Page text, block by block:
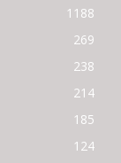
1188
269
238
214
185
124